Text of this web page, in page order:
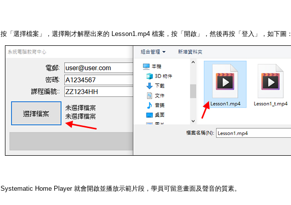
按「選擇檔案」，選擇剛才解壓出來的 Lesson1.mp4 檔案，按「開啟」，然後再按「登入」，如下圖：
Systematic Home Player 就會開啟並播放示範片段，學員可留意畫面及聲音的質素。